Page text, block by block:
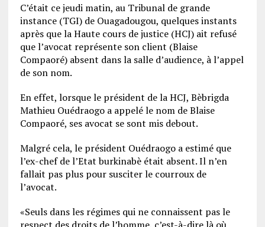
C’était ce jeudi matin, au Tribunal de grande
instance (TGI) de Ouagadougou, quelques instants
après que la Haute cours de justice (HCJ) ait refusé
que l’avocat représente son client (Blaise
Compaoré) absent dans la salle d’audience, à l’appel
de son nom.
En effet, lorsque le président de la HCJ, Bèbrigda
Mathieu Ouédraogo a appelé le nom de Blaise
Compaoré, ses avocat se sont mis debout.
Malgré cela, le président Ouédraogo a estimé que
l’ex-chef de l’Etat burkinabè était absent. Il n’en
fallait pas plus pour susciter le courroux de
l’avocat.
«Seuls dans les régimes qui ne connaissent pas le